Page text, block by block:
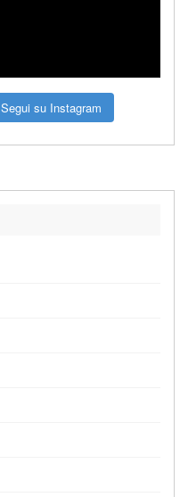
Segui su Instagram